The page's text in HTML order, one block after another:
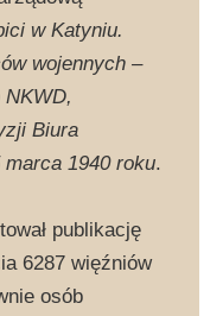
w Katyniu.
wojennych –
Biura
1940 roku.
publikację
6287 więźniów
osób